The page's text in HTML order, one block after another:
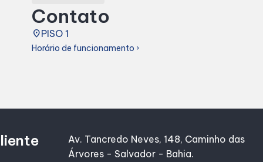
Contato
placePISO 1
Horário de funcionamento chevron_right
Av. Tancredo Neves, 148, Caminho das
Árvores - Salvador - Bahia.